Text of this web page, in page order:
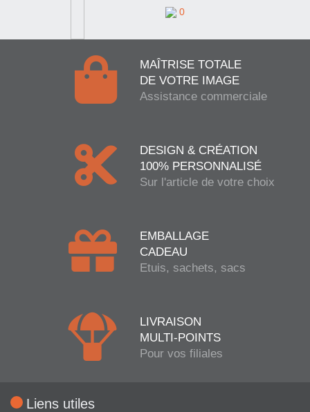
0
MAÎTRISE TOTALE
DE VOTRE IMAGE
Assistance commerciale
DESIGN & CRÉATION
100% PERSONNALISÉ
Sur l'article de votre choix
EMBALLAGE
CADEAU
Etuis, sachets, sacs
LIVRAISON
MULTI-POINTS
Pour vos filiales
Liens utiles